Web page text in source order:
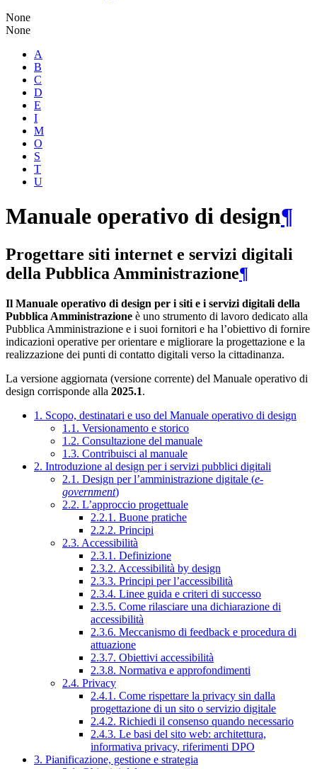
None
None
A
B
C
D
E
I
M
O
S
T
U
Manuale operativo di design¶
Progettare siti internet e servizi digitali
della Pubblica Amministrazione¶
Il Manuale operativo di design per i siti e i servizi digitali della
Pubblica Amministrazione è uno strumento di lavoro dedicato alla
Pubblica Amministrazione e i suoi fornitori e ha l’obiettivo di fornire
indicazioni operative per orientare e migliorare la progettazione e la
realizzazione dei punti di contatto digitali verso la cittadinanza.
La versione aggiornata (versione corrente) del Manuale operativo di
design corrisponde alla 2025.1.
1. Scopo, destinatari e uso del Manuale operativo di design
1.1. Versionamento e storico
1.2. Consultazione del manuale
1.3. Contribuisci al manuale
2. Introduzione al design per i servizi pubblici digitali
2.1. Design per l’amministrazione digitale (e-
government)
2.2. L’approccio progettuale
2.2.1. Buone pratiche
2.2.2. Principi
2.3. Accessibilità
2.3.1. Definizione
2.3.2. Accessibilità by design
2.3.3. Principi per l’accessibilità
2.3.4. Linee guida e criteri di successo
2.3.5. Come rilasciare una dichiarazione di
accessibilità
2.3.6. Meccanismo di feedback e procedura di
attuazione
2.3.7. Obiettivi accessibilità
2.3.8. Normativa e approfondimenti
2.4. Privacy
2.4.1. Come rispettare la privacy sin dalla
progettazione di un sito o servizio digitale
2.4.2. Richiedi il consenso quando necessario
2.4.3. Le basi del sito web: architettura,
informativa privacy, riferimenti DPO
3. Pianificazione, gestione e strategia